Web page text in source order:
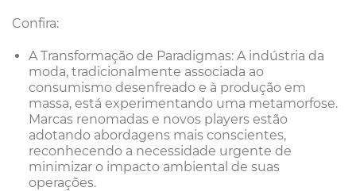
Confira:
A Transformação de Paradigmas: A indústria da
moda, tradicionalmente associada ao
consumismo desenfreado e à produção em
massa, está experimentando uma metamorfose.
Marcas renomadas e novos players estão
adotando abordagens mais conscientes,
reconhecendo a necessidade urgente de
minimizar o impacto ambiental de suas
operações.